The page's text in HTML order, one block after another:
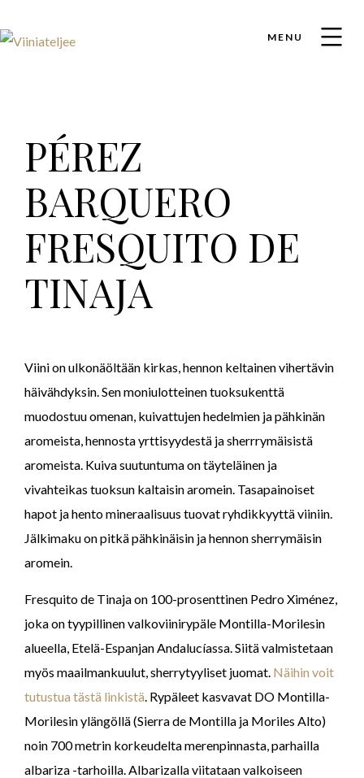
MENU
PÉREZ
BARQUERO
FRESQUITO DE
TINAJA
Viini on ulkonäöltään kirkas, hennon keltainen vihertävin
häivähdyksin. Sen moniulotteinen tuoksukenttä
muodostuu omenan, kuivattujen hedelmien ja pähkinän
aromeista, hennosta yrttisyydestä ja sherrrymäisistä
aromeista. Kuiva suutuntuma on täyteläinen ja
vivahteikas tuoksun kaltaisin aromein. Tasapainoiset
hapot ja hento mineraalisuus tuovat ryhdikkyyttä viiniin.
Jälkimaku on pitkä pähkinäisin ja hennon sherrymäisin
aromein.
Fresquito de Tinaja on 100-prosenttinen Pedro Ximénez,
joka on tyypillinen valkoviinirypäle Montilla-Morilesin
alueella, Etelä-Espanjan Andalucíassa. Siitä valmistetaan
myös maailmankuulut, sherrytyyliset juomat. Näihin voit
tutustua tästä linkistä. Rypäleet kasvavat DO Montilla-
Morilesin ylängöllä (Sierra de Montilla ja Moriles Alto)
noin 700 metrin korkeudelta merenpinnasta, parhailla
albariza -tarhoilla. Albarizalla viitataan valkoiseen